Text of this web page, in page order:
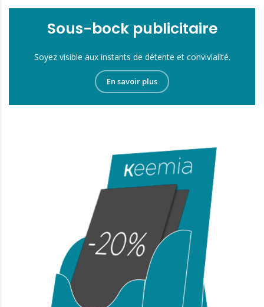
Sous-bock publicitaire
Soyez visible aux instants de détente et convivialité.
En savoir plus